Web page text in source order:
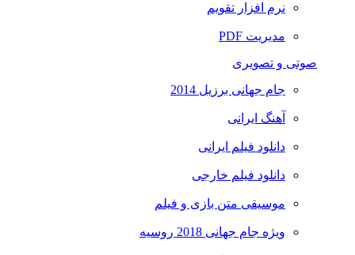
نرم افزار تقویم
مدیریت PDF
صوتی و تصویری
جام جهانی برزیل 2014
آهنگ ایرانی
دانلود فیلم ایرانی
دانلود فیلم خارجی
موسیقی متن بازی و فیلم
ویژه جام جهانی 2018 روسیه